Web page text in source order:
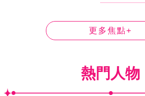
更多焦點+
熱門人物